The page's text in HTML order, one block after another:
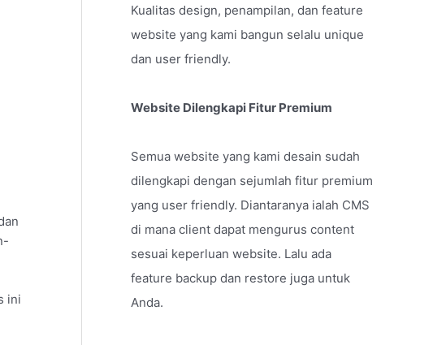
ini
Kualitas design, penampilan, dan feature
website yang kami bangun selalu unique
dan user friendly.
Website Dilengkapi Fitur Premium
Semua website yang kami desain sudah
dilengkapi dengan sejumlah fitur premium
yang user friendly. Diantaranya ialah CMS
di mana client dapat mengurus content
sesuai keperluan website. Lalu ada
feature backup dan restore juga untuk
Anda.